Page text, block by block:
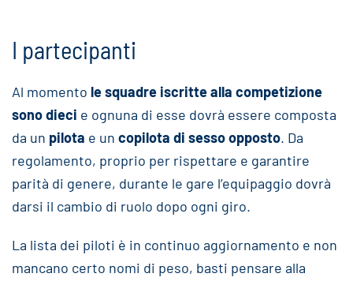
I partecipanti
Al momento le squadre iscritte alla competizione
sono dieci e ognuna di esse dovrà essere composta
da un pilota e un copilota di sesso opposto. Da
regolamento, proprio per rispettare e garantire
parità di genere, durante le gare l’equipaggio dovrà
darsi il cambio di ruolo dopo ogni giro.
La lista dei piloti è in continuo aggiornamento e non
mancano certo nomi di peso, basti pensare alla